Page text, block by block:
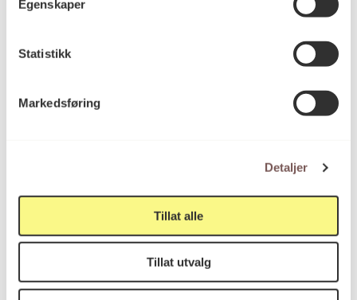
Egenskaper
Statistikk
Markedsføring
Detaljer
Tillat alle
Tillat utvalg